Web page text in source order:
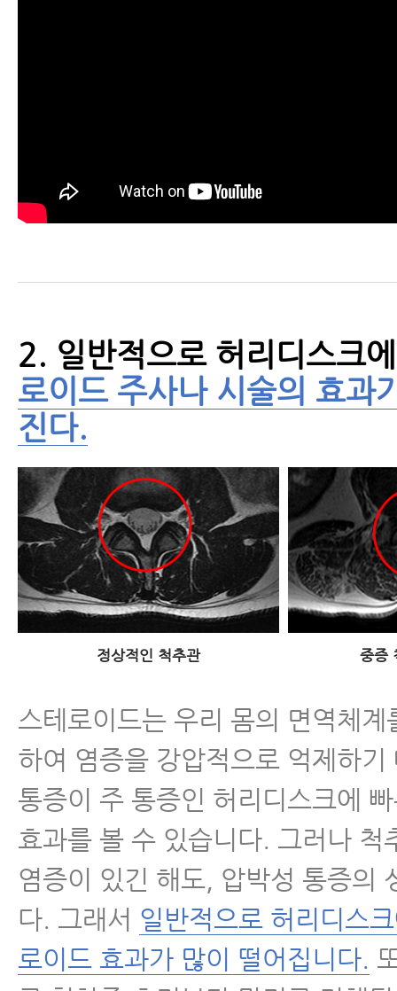
- 척추협착증 생활수칙 10가지
- 척추협착증 허리디스크 차이점
- 척추협착증수술 후 인접분절질환
- 척추협착증수술 부작용-척추수
- 척추협착증 한방치료 비용, 비싸
- 협착증 치료, 이런 분들일수록
좋다
- 협착증이 아닌 디스크 환자가 협
하는 경우가 많이 늘고 있다
- 협착증 한방치료로 신경압박이
이는 증거가 있습니다
- 척추협착증 한방치료비용과 실
는 법
- 허리디스크, 척추관협착증 MRI
면 안 되는 이유
2. 일반적으로 허리디스크
로이드 주사나 시술의 효과
진다.
정상적인 척추관 중증
스테로이드는 우리 몸의 면역체계
하여 염증을 강압적으로 억제하기
통증이 주 통증인 허리디스크에
효과를 볼 수 있습니다. 그러나 척
염증이 있긴 해도, 압박성 통증의
다. 그래서 일반적으로 허리디스
로이드 효과가 많이 떨어집니다.